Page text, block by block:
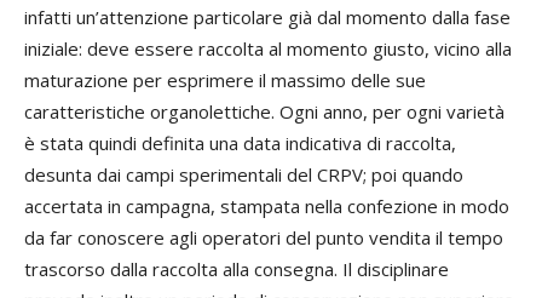
infatti un’attenzione particolare già dal momento dalla fase
iniziale: deve essere raccolta al momento giusto, vicino alla
maturazione per esprimere il massimo delle sue
caratteristiche organolettiche. Ogni anno, per ogni varietà
è stata quindi definita una data indicativa di raccolta,
desunta dai campi sperimentali del CRPV; poi quando
accertata in campagna, stampata nella confezione in modo
da far conoscere agli operatori del punto vendita il tempo
trascorso dalla raccolta alla consegna. Il disciplinare